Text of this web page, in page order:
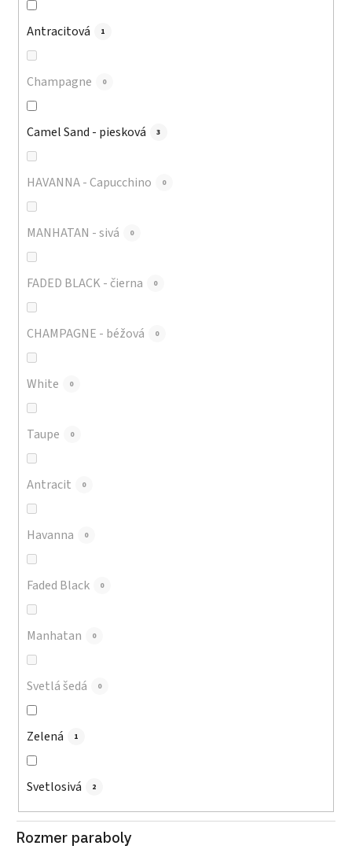
Antracitová 1
Champagne 0
Camel Sand - piesková 3
HAVANNA - Capucchino 0
MANHATAN - sivá 0
FADED BLACK - čierna 0
CHAMPAGNE - béžová 0
White 0
Taupe 0
Antracit 0
Havanna 0
Faded Black 0
Manhatan 0
Svetlá šedá 0
Zelená 1
Svetlosivá 2
Rozmer paraboly